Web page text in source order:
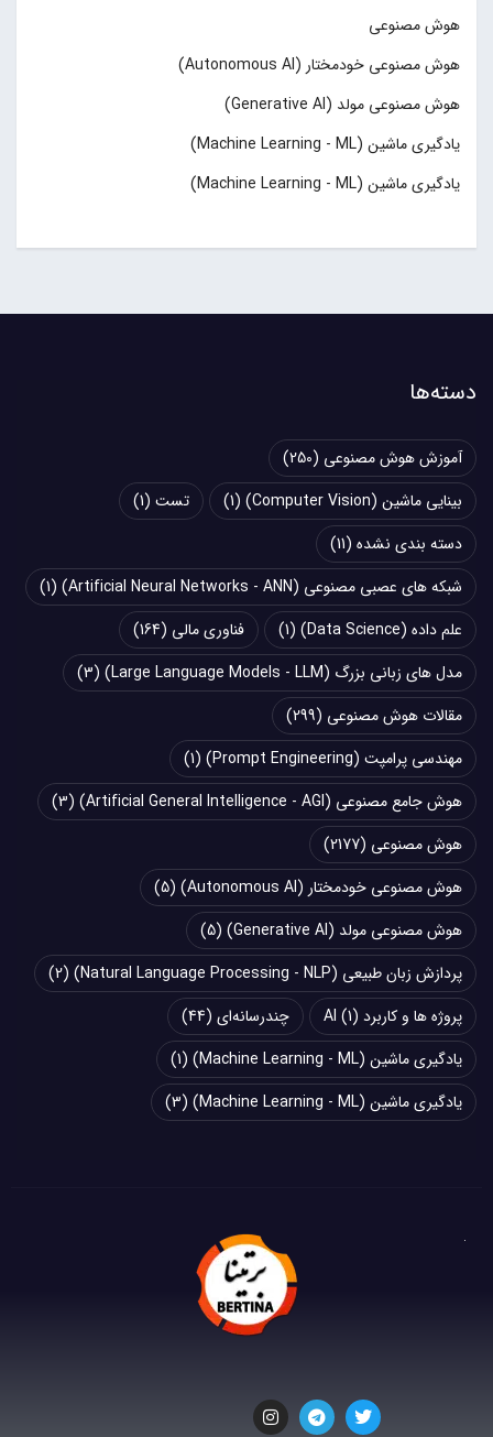
هوش مصنوعی
هوش مصنوعی خودمختار (Autonomous AI)
هوش مصنوعی مولد (Generative AI)
یادگیری ماشین (Machine Learning - ML)
یادگیری ماشین (Machine Learning - ML)
دسته‌ها
آموزش هوش مصنوعی (250)
بینایی ماشین (Computer Vision)
(1) تست (1)
دسته بندی نشده (11)
شبکه های عصبی مصنوعی (Artificial Neural Networks - ANN)
(1)
علم داده (Data Science)
(1) فناوری مالی (164)
مدل های زبانی بزرگ (Large Language Models - LLM)
(3)
مقالات هوش مصنوعی (299)
مهندسی پرامپت (Prompt Engineering)
(1)
هوش جامع مصنوعی (Artificial General Intelligence - AGI)
(3)
هوش مصنوعی (2177)
هوش مصنوعی خودمختار (Autonomous AI)
(5)
هوش مصنوعی مولد (Generative AI)
(5)
پردازش زبان طبیعی (Natural Language Processing - NLP)
(2)
پروژه ها و کاربرد AI (1) چند‌‌رسانه‌ای (44)
یادگیری ماشین (Machine Learning - ML)
(1)
یادگیری ماشین (Machine Learning - ML)
(3)